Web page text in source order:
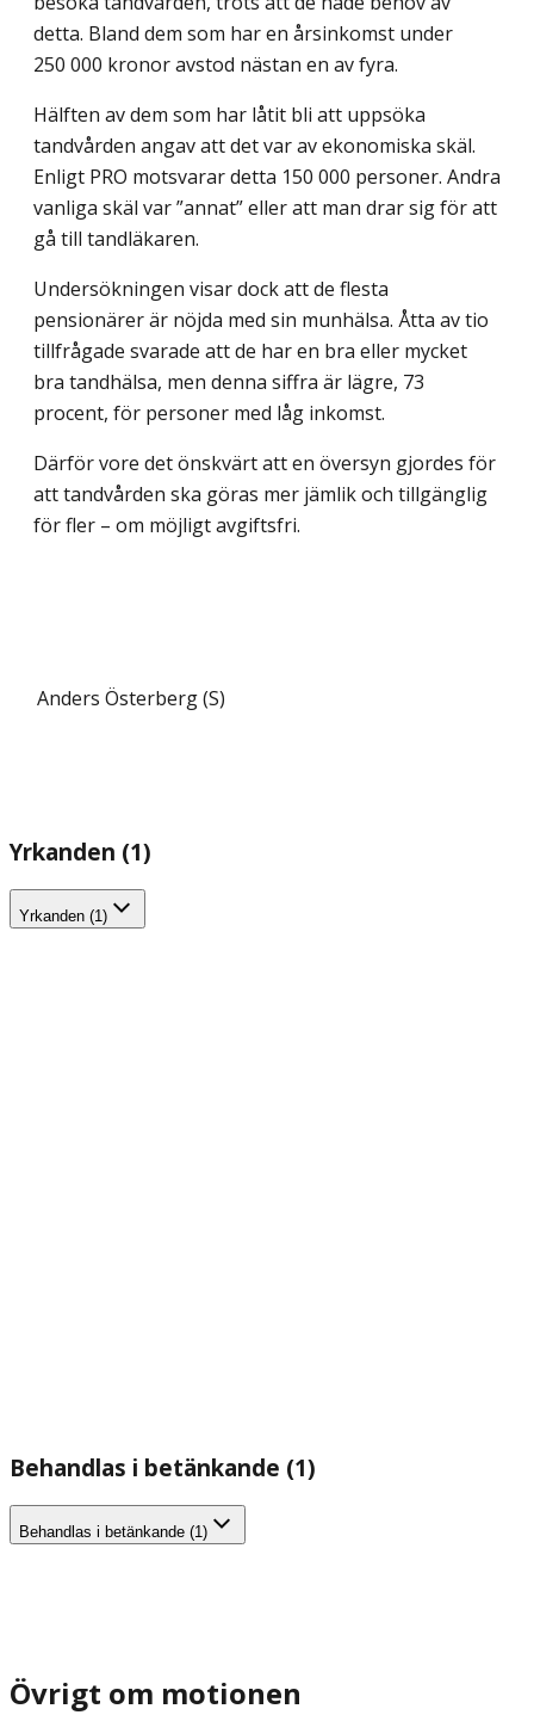
detta. Bland dem som har en årsinkomst under
250 000 kronor avstod nästan en av fyra.
Hälften av dem som har låtit bli att uppsöka
tandvården angav att det var av ekonomiska skäl.
Enligt PRO motsvarar detta 150 000 personer. Andra
vanliga skäl var ”annat” eller att man drar sig för att
gå till tandläkaren.
Undersökningen visar dock att de flesta
pensionärer är nöjda med sin munhälsa. Åtta av tio
tillfrågade svarade att de har en bra eller mycket
bra tandhälsa, men denna siffra är lägre, 73
procent, för personer med låg inkomst.
Därför vore det önskvärt att en översyn gjordes för
att tandvården ska göras mer jämlik och tillgänglig
för fler – om möjligt avgiftsfri.
Anders Österberg (S)
Yrkanden (1)
Yrkanden (1)
Behandlas i betänkande (1)
Behandlas i betänkande (1)
Övrigt om motionen